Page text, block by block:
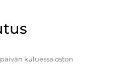
kuluessa oston